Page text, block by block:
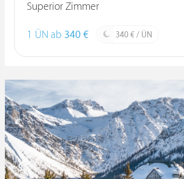
Superior Zimmer
1 ÜN ab 340 € 340 € / ÜN